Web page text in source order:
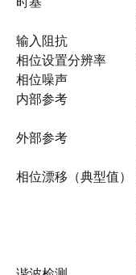
输入阻抗
相位设置分辨率
相位噪声
内部参考
外部参考
相位漂移（典型值）